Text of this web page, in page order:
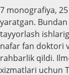
7 monografiya,
yaratgan.
tayyorlash
nafar fan doktori
rahbarlik qildi.
xizmatlari uchun